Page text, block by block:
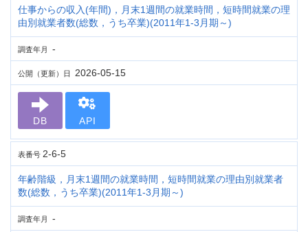
仕事からの収入(年間)，月末1週間の就業時間，短時間就業の理
由別就業者数(総数，うち卒業)(2011年1-3月期～)
調査年月 -
公開（更新）日 2026-05-15
DB API
表番号 2-6-5
年齢階級，月末1週間の就業時間，短時間就業の理由別就業者
数(総数，うち卒業)(2011年1-3月期～)
調査年月 -